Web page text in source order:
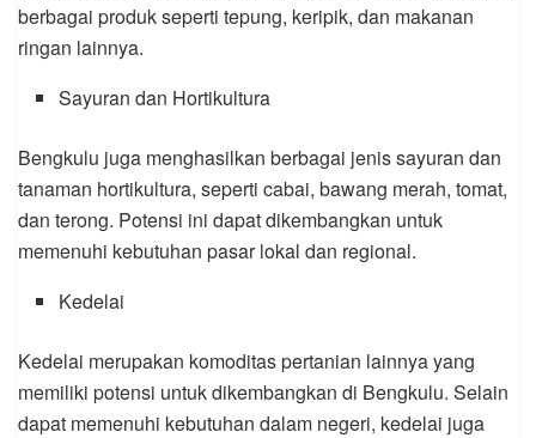
berbagai produk seperti tepung, keripik, dan makanan
ringan lainnya.
Sayuran dan Hortikultura
Bengkulu juga menghasilkan berbagai jenis sayuran dan
tanaman hortikultura, seperti cabai, bawang merah, tomat,
dan terong. Potensi ini dapat dikembangkan untuk
memenuhi kebutuhan pasar lokal dan regional.
Kedelai
Kedelai merupakan komoditas pertanian lainnya yang
memiliki potensi untuk dikembangkan di Bengkulu. Selain
dapat memenuhi kebutuhan dalam negeri, kedelai juga